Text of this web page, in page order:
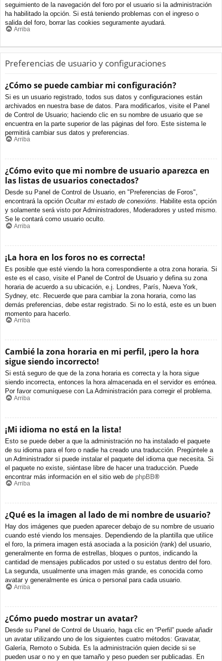
seguimiento de la navegación del foro por el usuario si la administración
ha habilitado la opción. Si está teniendo problemas con el ingreso o
salida del foro, borrar las cookies seguramente ayudará.
Arriba
Preferencias de usuario y configuraciones
¿Cómo se puede cambiar mi configuración?
Si es un usuario registrado, todos sus datos y configuraciones están
archivados en nuestra base de datos. Para modificarlos, visite el Panel
de Control de Usuario; haciendo clic en su nombre de usuario que se
encuentra en la parte superior de las páginas del foro. Este sistema le
permitirá cambiar sus datos y preferencias.
Arriba
¿Cómo evito que mi nombre de usuario aparezca en
las listas de usuarios conectados?
Desde su Panel de Control de Usuario, en "Preferencias de Foros",
encontrará la opción Ocultar mi estado de conexións. Habilite esta opción
y solamente será visto por Administradores, Moderadores y usted mismo.
Se le contará como usuario oculto.
Arriba
¡La hora en los foros no es correcta!
Es posible que esté viendo la hora correspondiente a otra zona horaria. Si
este es el caso, visite el Panel de Control de Usuario y defina su zona
horaria de acuerdo a su ubicación, e.j. Londres, París, Nueva York,
Sydney, etc. Recuerde que para cambiar la zona horaria, como las
demás preferencias, debe estar registrado. Si no lo está, este es un buen
momento para hacerlo.
Arriba
Cambié la zona horaria en mi perfil, ¡pero la hora
sigue siendo incorrecto!
Si está seguro de que de la zona horaria es correcta y la hora sigue
siendo incorrecta, entonces la hora almacenada en el servidor es errónea.
Por favor comuníquese con La Administración para corregir el problema.
Arriba
¡Mi idioma no está en la lista!
Esto se puede deber a que la administración no ha instalado el paquete
de su idioma para el foro o nadie ha creado una traducción. Pregúntele a
un Administrador si puede instalar el paquete del idioma que necesita. Si
el paquete no existe, siéntase libre de hacer una traducción. Puede
encontrar más información en el sitio web de phpBB®
Arriba
¿Qué es la imagen al lado de mi nombre de usuario?
Hay dos imágenes que pueden aparecer debajo de su nombre de usuario
cuando esté viendo los mensajes. Dependiendo de la plantilla que utilice
el foro, la primera imagen está asociada a la posición (rank) del usuario,
generalmente en forma de estrellas, bloques o puntos, indicando la
cantidad de mensajes publicados por usted o su estatus dentro del foro.
La segunda, usualmente una imagen más grande, es conocida como
avatar y generalmente es única o personal para cada usuario.
Arriba
¿Cómo puedo mostrar un avatar?
Desde su Panel de Control de Usuario, haga clic en “Perfil” puede añadir
un avatar utilizando uno de los siguientes cuatro métodos: Gravatar,
Galería, Remoto o Subida. Es la administración quien decide si se
pueden usar o no y en que tamaño y peso pueden ser publicadas. En